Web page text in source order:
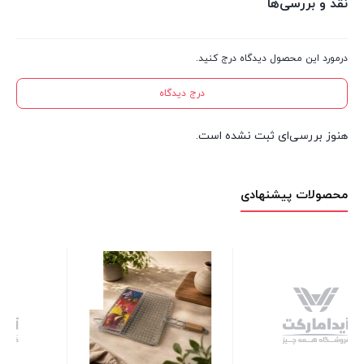
نقد و بررسی‌ها
درمورد این محصول دیدگاه درج کنید.
درج دیدگاه
هنوز بررسی‌ای ثبت نشده است.
محصولات پیشنهادی
لیوان استیل ابخوری 7 سانتی
33 عدد در انبار
80,000